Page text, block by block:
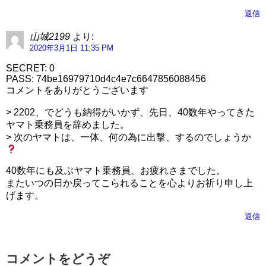
返信
山城2199 より:
2020年3月1日 11:35 PM
SECRET: 0
PASS: 74be16979710d4c4e7c6647856088456
コメントをありがとうございます
> 2202、でどうも納得がいかず、先日、40数年やってきた
ヤマト乗務員を辞めました。
> 次のヤマトは、一体、何の為に出撃、するのでしょうか
40数年にも及ぶヤマト乗務員、お疲れさまでした。
またいつの日か戻ってこられることを心よりお祈り申し上
げます。
返信
コメントをどうぞ